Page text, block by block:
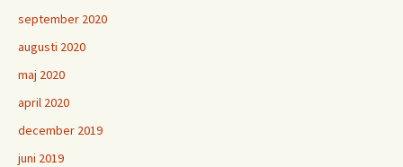
september 2020
augusti 2020
maj 2020
april 2020
december 2019
juni 2019